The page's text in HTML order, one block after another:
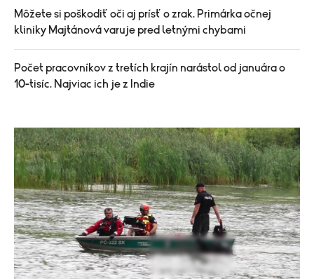
Môžete si poškodiť oči aj prísť o zrak. Primárka očnej
kliniky Majtánová varuje pred letnými chybami
Počet pracovníkov z tretích krajín narástol od januára o
10-tisíc. Najviac ich je z Indie